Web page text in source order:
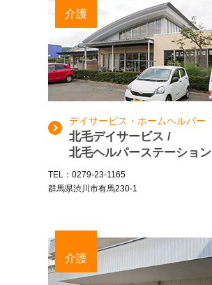
介護
デイサービス・ホームヘルパー
北毛デイサービス /
北毛ヘルパーステーション
TEL：0279-23-1165
群馬県渋川市有馬230-1
介護